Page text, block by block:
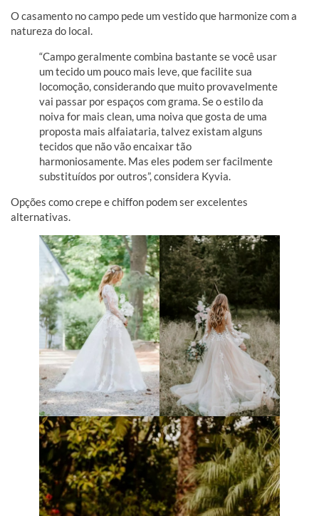
O casamento no campo pede um vestido que harmonize com a
natureza do local.
“Campo geralmente combina bastante se você usar
um tecido um pouco mais leve, que facilite sua
locomoção, considerando que muito provavelmente
vai passar por espaços com grama. Se o estilo da
noiva for mais clean, uma noiva que gosta de uma
proposta mais alfaiataria, talvez existam alguns
tecidos que não vão encaixar tão
harmoniosamente. Mas eles podem ser facilmente
substituídos por outros”, considera Kyvia.
Opções como crepe e chiffon podem ser excelentes
alternativas.